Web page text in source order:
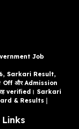
Job
Sarkari Result,
Off और Admission
verified। Sarkari
& Results